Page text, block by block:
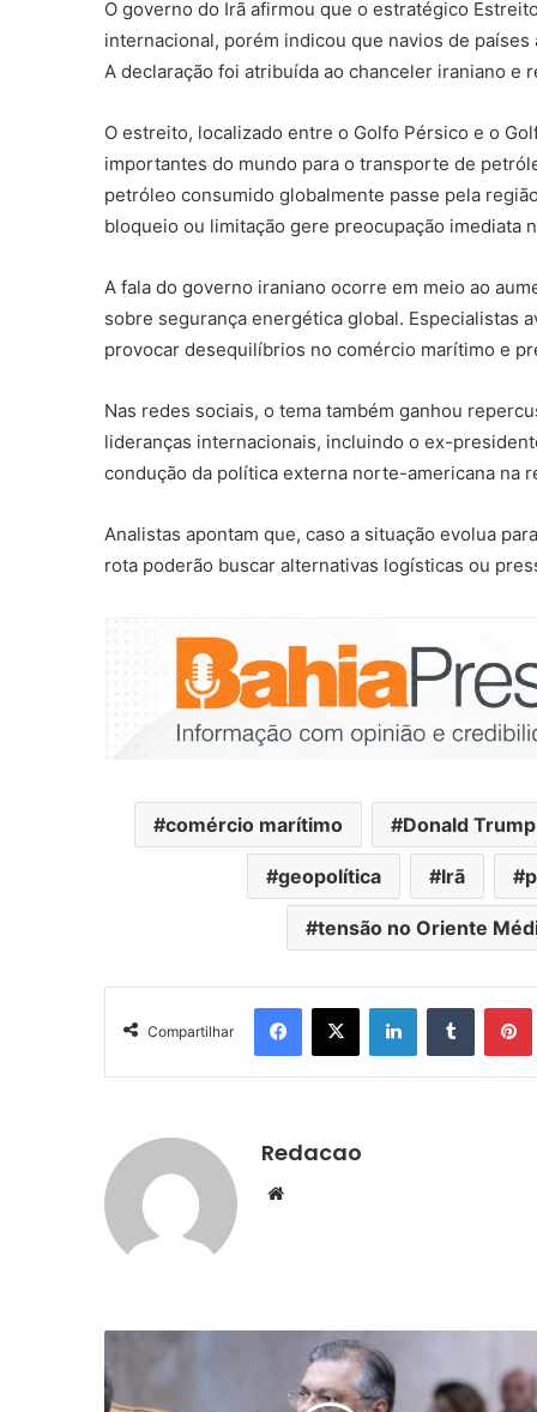
O governo do Irã afirmou que o estratégico
internacional, porém indicou que navios de
A declaração foi atribuída ao chanceler iraniano e
O estreito, localizado entre o Golfo Pérsico e o
importantes do mundo para o transporte de
petróleo consumido globalmente passe pela
bloqueio ou limitação gere preocupação imediata
A fala do governo iraniano ocorre em meio ao
sobre segurança energética global. Especialistas
provocar desequilíbrios no comércio marítimo e
Nas redes sociais, o tema também ganhou
lideranças internacionais, incluindo o ex-
condução da política externa norte-americana na
Analistas apontam que, caso a situação evolua
rota poderão buscar alternativas logísticas ou
comércio marítimo Donald Trump
geopolítica Irã
tensão no Oriente
Compartilhar
Redacao